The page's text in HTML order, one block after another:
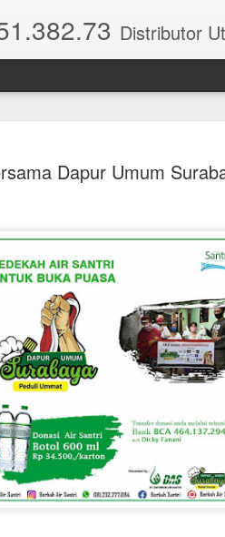
Dapur Umum
Distributor Utama Air Mineral Santri